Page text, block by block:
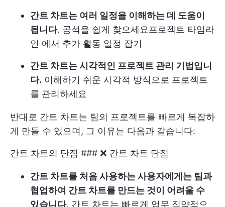
간트 차트는 여러 일정을 이해하는 데 도움이
됩니다. 공석을 쉽게 찾으세요 프로젝트 타임라
인 에서 추가 활동 일정 잡기
간트 차트는 시각적인 프로젝트 관리 기법입니
다. 이해하기 쉬운 시각적 방식으로 프로젝트
를 관리하세요
반대로 간트 차트는 팀의 프로젝트를 빠르게 복잡하
게 만들 수 있으며, 그 이유는 다음과 같습니다:
간트 차트의 단점 ### ❌ 간트 차트 단점
간트 차트를 처음 사용하는 사용자에게는 팀과
협업하여 간트 차트를 만드는 것이 어려울 수
있습니다. 간트 차트는 빠르게 업무 집약적으